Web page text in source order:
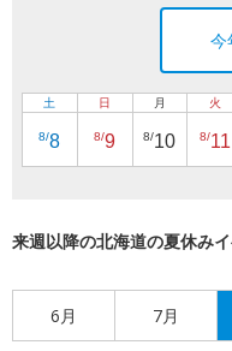
今
土
8/8
日
8/9
月
8/10
火
8/11
来週以降の北海道の夏休み
6月 7月